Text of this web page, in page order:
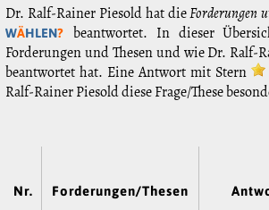
Dr. Ralf-Rainer Piesold hat dieForderungen
WÄHLEN?
beantwortet. In dieser
Forderungen und Thesen und wie Dr. Ralf-
beantwortet hat. Eine Antwort mit Stern
Ralf-Rainer Piesold diese Frage/These
Nr. Forderungen/Thesen